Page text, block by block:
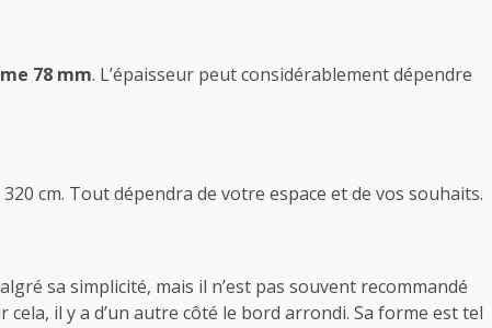
78 mm. L’épaisseur peut considérablement dépendre
cm. Tout dépendra de votre espace et de vos souhaits.
sa simplicité, mais il n’est pas souvent recommandé
il y a d’un autre côté le bord arrondi. Sa forme est tel